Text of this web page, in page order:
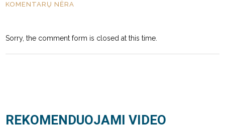
KOMENTARŲ NĖRA
Sorry, the comment form is closed at this time.
REKOMENDUOJAMI VIDEO